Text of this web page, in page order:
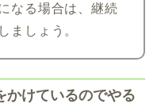
なる場合は、継続
ましょう。
かけているのでやる